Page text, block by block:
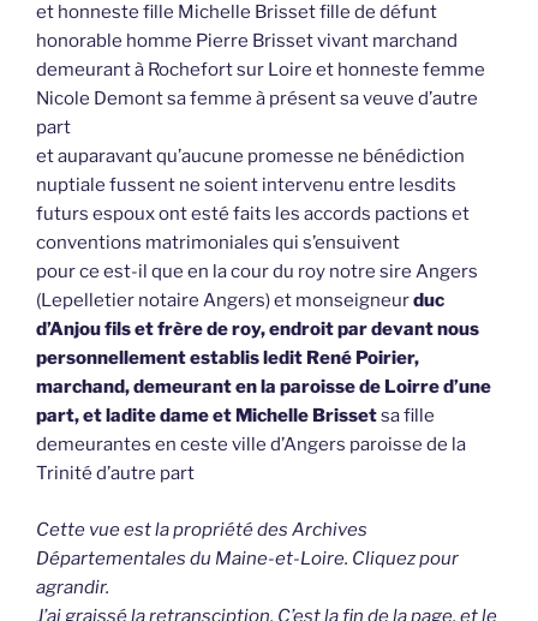
et honneste fille Michelle Brisset fille de défunt
honorable homme Pierre Brisset vivant marchand
demeurant à Rochefort sur Loire et honneste femme
Nicole Demont sa femme à présent sa veuve d’autre
part
et auparavant qu’aucune promesse ne bénédiction
nuptiale fussent ne soient intervenu entre lesdits
futurs espoux ont esté faits les accords pactions et
conventions matrimoniales qui s’ensuivent
pour ce est-il que en la cour du roy notre sire Angers
(Lepelletier notaire Angers) et monseigneurduc
d’Anjou fils et frère de roy, endroit par devant nous
personnellement establis ledit René Poirier,
marchand, demeurant en la paroisse de Loirre d’une
part, et ladite dame et Michelle Brissetsa fille
demeurantes en ceste ville d’Angers paroisse de la
Trinité d’autre part
Cette vue est la propriété des Archives
Départementales du Maine-et-Loire. Cliquez pour
agrandir.
J’ai graissé la retransciption. C’est la fin de la page, et le